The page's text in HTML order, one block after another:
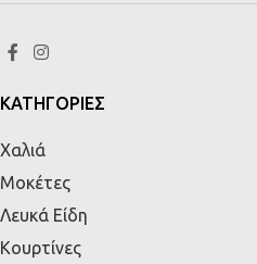
ΚΑΤΗΓΟΡΙΕΣ
Χαλιά
Μοκέτες
Λευκά Είδη
Κουρτίνες